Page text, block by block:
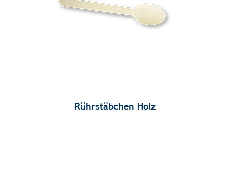
Rührstäbchen Holz